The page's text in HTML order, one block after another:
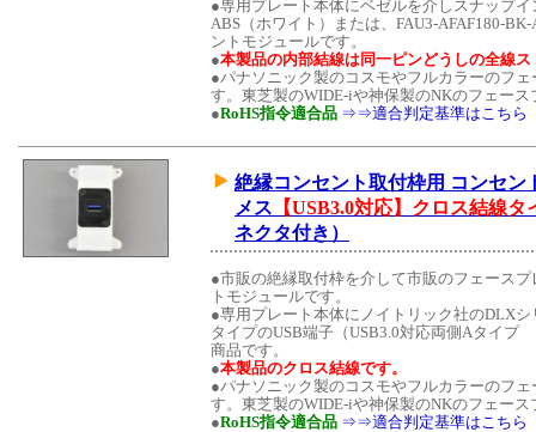
●専用プレート本体にベゼルを介しスナップ
ABS（ホワイト）または、FAU3-AFAF180-
ントモジュールです。
●本製品の内部結線は同一ピンどうしの全線
●パナソニック製のコスモやフルカラーのフ
す。東芝製のWIDE-iや神保製のNKのフェー
●RoHS指令適合品 ⇒⇒適合判定基準はこちら
絶縁コンセント取付枠用 コンセン
メス 【USB3.0対応】クロス結線タ
ネクタ付き）
●市販の絶縁取付枠を介して市販のフェース
トモジュールです。
●専用プレート本体にノイトリック社のDLX
タイプのUSB端子（USB3.0対応両側Aタイプ
商品です。
●本製品のクロス結線です。
●パナソニック製のコスモやフルカラーのフ
す。東芝製のWIDE-iや神保製のNKのフェー
●RoHS指令適合品 ⇒⇒適合判定基準はこちら